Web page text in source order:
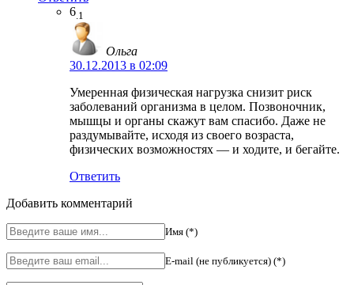
6.1
Ольга
30.12.2013 в 02:09
Умеренная физическая нагрузка снизит риск
заболеваний организма в целом. Позвоночник,
мышцы и органы скажут вам спасибо. Даже не
раздумывайте, исходя из своего возраста,
физических возможностях — и ходите, и бегайте.
Ответить
Добавить комментарий
Имя (*)
E-mail (не публикуется) (*)